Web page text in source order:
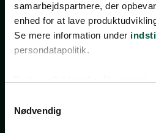
samarbejdspartnere, der
enhed for at lave
Se mere information under
persondatapolitik.
på hele websitet.
Nødvendig
28. APRIL 2026
Rekordår for Berlingske
mere journalistik